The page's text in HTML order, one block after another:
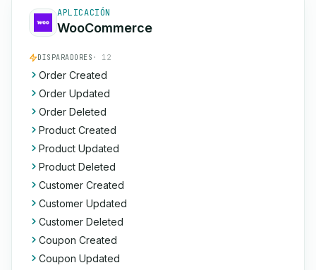
APLICACIÓN
WooCommerce
DISPARADORES · 12
Order Created
Order Updated
Order Deleted
Product Created
Product Updated
Product Deleted
Customer Created
Customer Updated
Customer Deleted
Coupon Created
Coupon Updated